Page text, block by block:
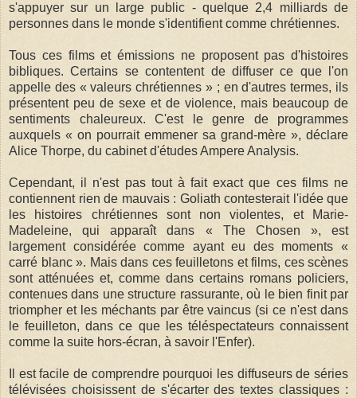
s'appuyer sur un large public - quelque 2,4 milliards de
personnes dans le monde s'identifient comme chrétiennes.
Tous ces films et émissions ne proposent pas d'histoires
bibliques. Certains se contentent de diffuser ce que l'on
appelle des « valeurs chrétiennes » ; en d'autres termes, ils
présentent peu de sexe et de violence, mais beaucoup de
sentiments chaleureux. C'est le genre de programmes
auxquels « on pourrait emmener sa grand-mère », déclare
Alice Thorpe, du cabinet d'études Ampere Analysis.
Cependant, il n'est pas tout à fait exact que ces films ne
contiennent rien de mauvais : Goliath contesterait l'idée que
les histoires chrétiennes sont non violentes, et Marie-
Madeleine, qui apparaît dans « The Chosen », est
largement considérée comme ayant eu des moments «
carré blanc ». Mais dans ces feuilletons et films, ces scènes
sont atténuées et, comme dans certains romans policiers,
contenues dans une structure rassurante, où le bien finit par
triompher et les méchants par être vaincus (si ce n'est dans
le feuilleton, dans ce que les téléspectateurs connaissent
comme la suite hors-écran, à savoir l'Enfer).
Il est facile de comprendre pourquoi les diffuseurs de séries
télévisées choisissent de s'écarter des textes classiques :